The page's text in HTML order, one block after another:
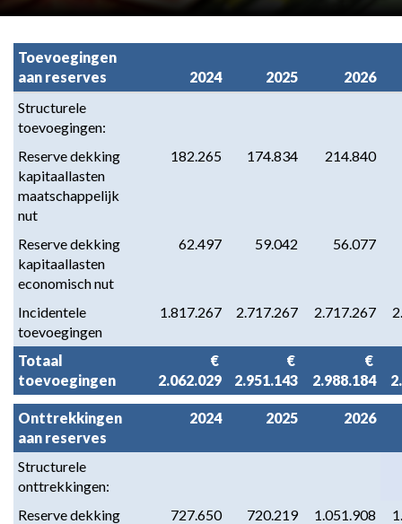
Toevoegingen
aan reserves
2024 2025
2026
Structurele
toevoegingen:
Reserve dekking
kapitaallasten
maatschappelijk
nut
182.265 174.834 214.840
Reserve dekking
kapitaallasten
economisch nut
62.497 59.042 56.077
Incidentele
toevoegingen
1.817.267 2.717.267 2.717.267
Totaal
toevoegingen
2.062.029
2.951.143
2.988.184
Onttrekkingen
aan reserves
2024 2025 2026
Structurele
onttrekkingen:
Reserve dekking
727.650 720.219 1.051.908